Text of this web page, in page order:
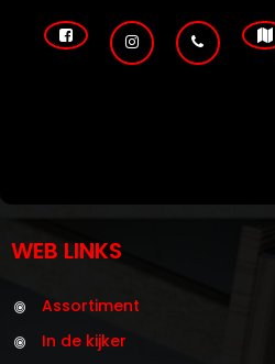
WEB LINKS
Assortiment
In de kijker